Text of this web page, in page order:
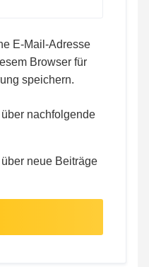
E-Mail-Adresse
Browser für
speichern.
nachfolgende
neue Beiträge